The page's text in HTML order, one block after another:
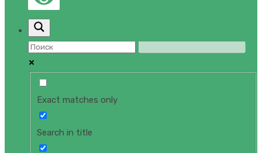
Exact matches only
Search in title